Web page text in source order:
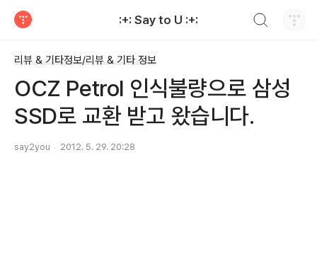
:+: Say to U :+:
리뷰 & 기타정보/리뷰 & 기타 정보
OCZ Petrol 인식불량으로 삼성
SSD로 교환 받고 왔습니다.
say2you 2012. 5. 29. 20:28